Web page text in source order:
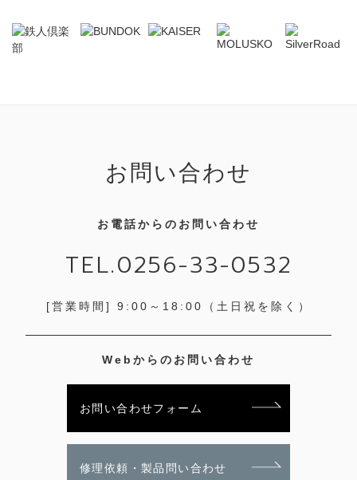
お問い合わせ
お電話からのお問い合わせ
TEL.0256-33-0532
[営業時間] 9:00～18:00 （土日祝を除く）
Webからのお問い合わせ
お問い合わせフォーム
修理依頼・製品問い合わせ